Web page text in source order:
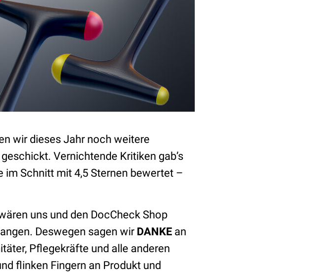
wir dieses Jahr noch weitere
Vernichtende Kritiken gab’s
im Schnitt mit 4,5 Sternen bewertet –
uns und den DocCheck Shop
Deswegen sagen wir DANKE an
Pflegekräfte und alle anderen
flinken Fingern an Produkt und